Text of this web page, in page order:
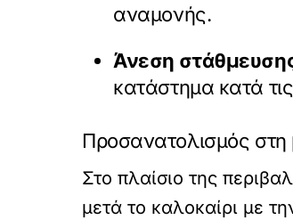
αναμονής.
Άνεση
κατάστημα κατά
Προσανατολισμός στη
Στο πλαίσιο της
μετά το καλοκαίρι με